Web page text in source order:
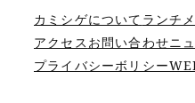
カミシゲについて ランチ
アクセス お問い合わせニ
プライバシーボリシー